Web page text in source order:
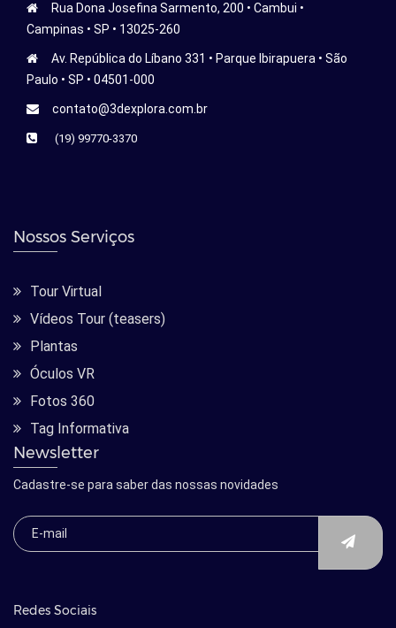
Rua Dona Josefina Sarmento, 200 • Cambui •
Campinas • SP • 13025-260
Av. República do Líbano 331 • Parque Ibirapuera • São
Paulo • SP • 04501-000
contato@3dexplora.com.br
(19) 99770-3370
Nossos Serviços
Tour Virtual
Vídeos Tour (teasers)
Plantas
Óculos VR
Fotos 360
Tag Informativa
Newsletter
Cadastre-se para saber das nossas novidades
Redes Sociais